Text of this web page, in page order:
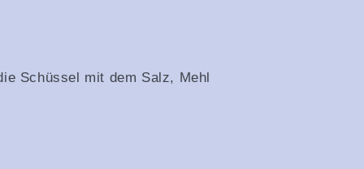
Schüssel mit dem Salz, Mehl